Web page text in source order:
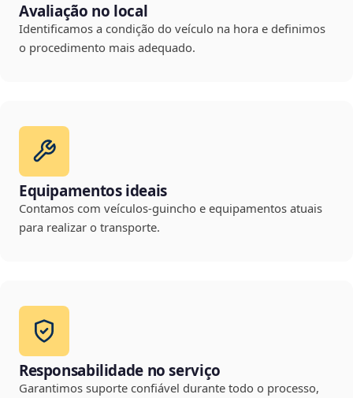
Avaliação no local
Identificamos a condição do veículo na hora e definimos
o procedimento mais adequado.
Equipamentos ideais
Contamos com veículos-guincho e equipamentos atuais
para realizar o transporte.
Responsabilidade no serviço
Garantimos suporte confiável durante todo o processo,